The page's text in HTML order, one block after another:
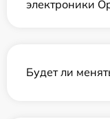
электроники
Будет ли